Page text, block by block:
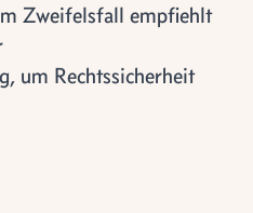
Zweifelsfall empfiehlt
um Rechtssicherheit